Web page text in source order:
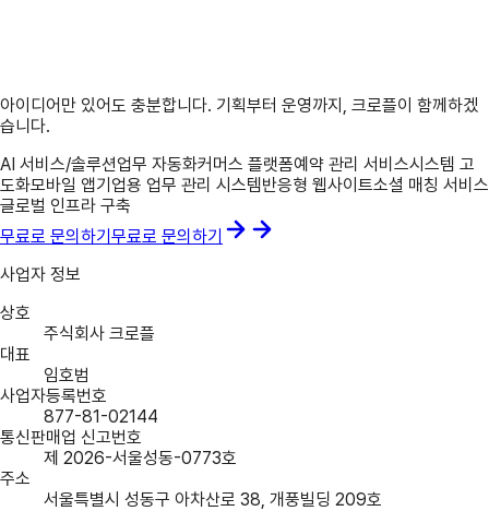
아이디어만 있어도 충분합니다. 기획부터 운영까지, 크로플이 함께하겠
습니다.
AI 서비스/솔루션업무 자동화커머스 플랫폼예약 관리 서비스시스템 고
도화모바일 앱기업용 업무 관리 시스템반응형 웹사이트소셜 매칭 서비스
글로벌 인프라 구축
무료로 문의하기무료로 문의하기
사업자 정보
상호
주식회사 크로플
대표
임호범
사업자등록번호
877-81-02144
통신판매업 신고번호
제 2026-서울성동-0773호
주소
서울특별시 성동구 아차산로 38, 개풍빌딩 209호